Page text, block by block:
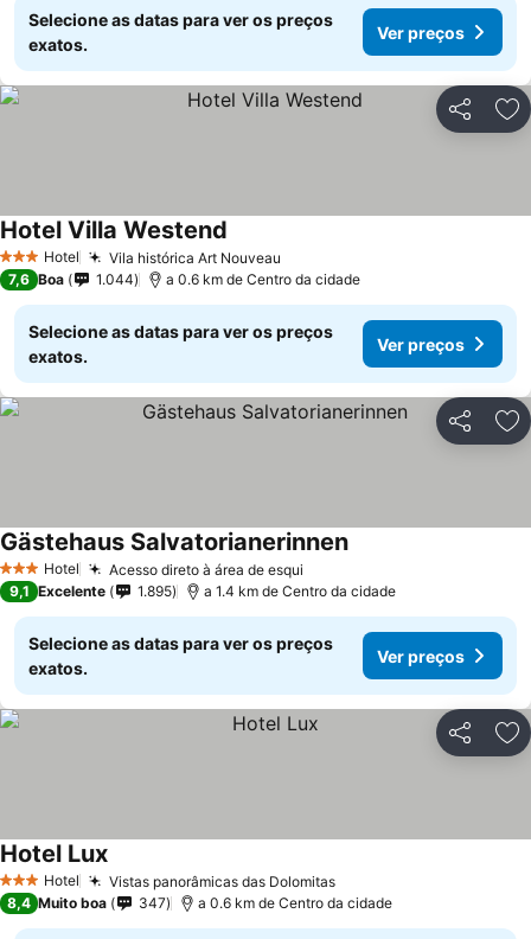
Selecione as datas para ver os preços
exatos.
Ver preços
Partilhar
3 EstrelasHotel Vila histórica Art Nouveau
Hotel Villa Westend
7,6 Boa 1.044 a 0.6 km de Centro da cidade
Selecione as datas para ver os preços
exatos.
Ver preços
Partilhar
3 EstrelasHotel Acesso direto à área de esqui
Gästehaus Salvatorianerinnen
9,1 Excelente 1.895 a 1.4 km de Centro da cidade
Selecione as datas para ver os preços
exatos.
Ver preços
Partilhar
3 EstrelasHotel Vistas panorâmicas das Dolomitas
Hotel Lux
8,4 Muito boa 347 a 0.6 km de Centro da cidade